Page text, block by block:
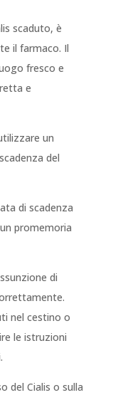
scaduto, è
il farmaco. Il
fresco e
e
un
del
di scadenza
promemoria
di
nel cestino o
le istruzioni
del Cialis o sulla